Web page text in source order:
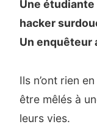
Une
hacker
Un enquêteur
Ils n’ont rien
être mêlés à
leurs vies.